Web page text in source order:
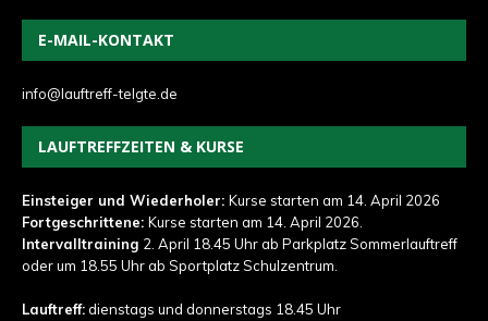
E-MAIL-KONTAKT
info@lauftreff-telgte.de
LAUFTREFFZEITEN & KURSE
Einsteiger und Wiederholer: Kurse starten am 14. April 2026
Fortgeschrittene: Kurse starten am 14. April 2026.
Intervalltraining 2. April 18.45 Uhr ab Parkplatz Sommerlauftreff
oder um 18.55 Uhr ab Sportplatz Schulzentrum.
Lauftreff:dienstags und donnerstags 18.45 Uhr